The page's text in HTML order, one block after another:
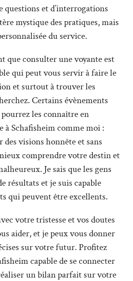
questions et d’interrogations
mystique des pratiques, mais
du service.
que consulter une voyante est
qui peut vous servir à faire le
et surtout à trouver les
Certains évènements
les connaître en
à Schafisheim comme moi :
visions honnête et sans
comprendre votre destin et
Je sais que les gens
résultats et je suis capable
qui peuvent être excellents.
votre tristesse et vos doutes
aider, et je peux vous donner
sur votre futur. Profitez
capable de se connecter
un bilan parfait sur votre